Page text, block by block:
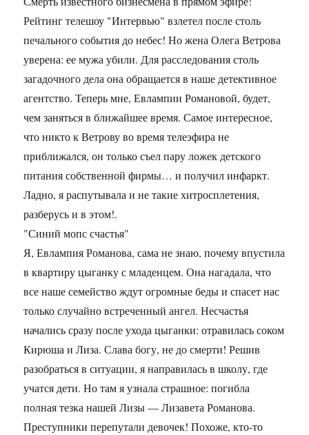
Рейтинг телешоу "Интервью" взлетел после столь
печального события до небес! Но жена Олега Ветрова
уверена: ее мужа убили. Для расследования столь
загадочного дела она обращается в наше детективное
агентство. Теперь мне, Евлампии Романовой, будет,
чем заняться в ближайшее время. Самое интересное,
что никто к Ветрову во время телеэфира не
приближался, он только съел пару ложек детского
питания собственной фирмы… и получил инфаркт.
Ладно, я распутывала и не такие хитросплетения,
разберусь и в этом!.
"Синий мопс счастья"
Я, Евлампия Романова, сама не знаю, почему впустила
в квартиру цыганку с младенцем. Она нагадала, что
все наше семейство ждут огромные беды и спасет нас
только случайно встреченный ангел. Несчастья
начались сразу после ухода цыганки: отравилась соком
Кирюша и Лиза. Слава богу, не до смерти! Решив
разобраться в ситуации, я направилась в школу, где
учатся дети. Но там я узнала страшное: погибла
полная тезка нашей Лизы — Лизавета Романова.
Преступники перепутали девочек! Похоже, кто-то